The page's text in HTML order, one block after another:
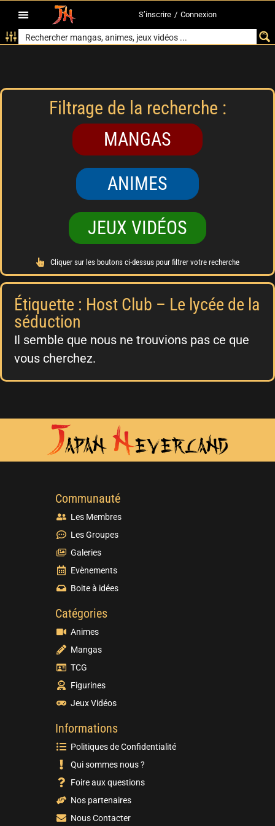
S’inscrire / Connexion
Filtrage de la recherche :
MANGAS
ANIMES
JEUX VIDÉOS
Cliquer sur les boutons ci-dessus pour filtrer votre recherche
Étiquette : Host Club – Le lycée de la
séduction
Il semble que nous ne trouvions pas ce que
vous cherchez.
Communauté
Les Membres
Les Groupes
Galeries
Evènements
Boite à idées
Catégories
Animes
Mangas
TCG
Figurines
Jeux Vidéos
Informations
Politiques de Confidentialité
Qui sommes nous ?
Foire aux questions
Nos partenaires
Nous Contacter